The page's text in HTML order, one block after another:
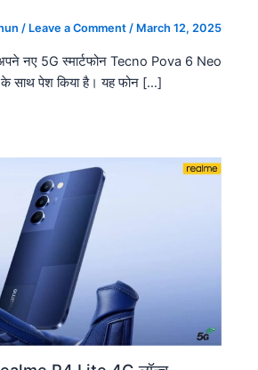
/ Leave a Comment / March 12, 2025
अपने नए 5G स्मार्टफोन Tecno Pova 6 Neo
के साथ पेश किया है। यह फोन […]